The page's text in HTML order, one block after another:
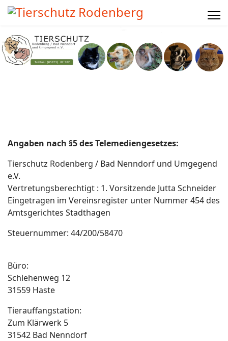
Angaben nach §5 des Telemediengesetzes:
Tierschutz Rodenberg / Bad Nenndorf und Umgegend
e.V.
Vertretungsberechtigt : 1. Vorsitzende Jutta Schneider
Eingetragen im Vereinsregister unter Nummer 454 des
Amtsgerichtes Stadthagen
Steuernummer: 44/200/58470
Büro:
Schlehenweg 12
31559 Haste
Tierauffangstation:
Zum Klärwerk 5
31542 Bad Nenndorf